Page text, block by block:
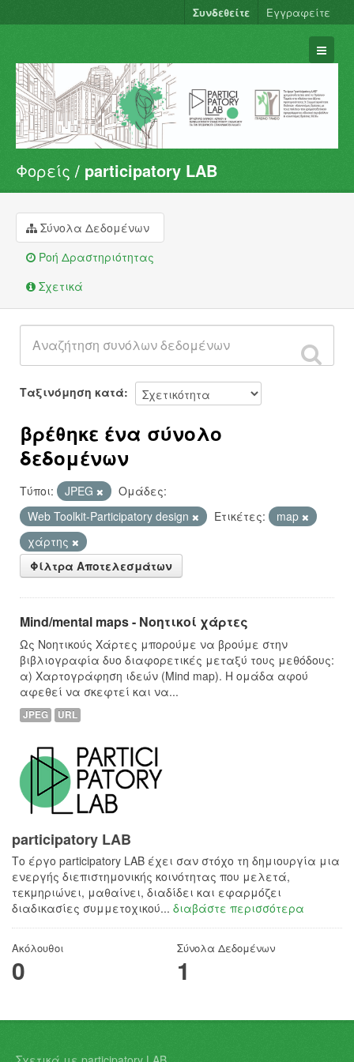
Συνδεθείτε Εγγραφείτε
Σύνολα Δεδομένων
Φορείς
Ομάδες
Σχετικά
Φορείς participatory LAB
Σύνολα Δεδομένων
Ροή Δραστηριότητας
Σχετικά
Ταξινόμηση κατά
βρέθηκε ένα σύνολο
δεδομένων
Τύποι: JPEG
Ομάδες:
Web Toolkit-Participatory design
Ετικέτες:
map
χάρτης
Φίλτρα Αποτελεσμάτων
Mind/mental maps - Νοητικοί χάρτες
Ως Νοητικούς Χάρτες μπορούμε να βρούμε στην
βιβλιογραφία δυο διαφορετικές μεταξύ τους μεθόδους:
α) Χαρτογράφηση ιδεών (Mind map). Η ομάδα αφού
αφεθεί να σκεφτεί και να...
JPEG URL
participatory LAB
Το έργο participatory LAB έχει σαν στόχο τη δημιουργία μια
ενεργής διεπιστημονικής κοινότητας που μελετά,
τεκμηριώνει, μαθαίνει, διαδίδει και εφαρμόζει
διαδικασίες συμμετοχικού... διαβάστε περισσότερα
Ακόλουθοι
0
Σύνολα Δεδομένων
1